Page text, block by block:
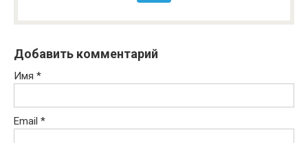
Добавить комментарий
Имя *
Email *